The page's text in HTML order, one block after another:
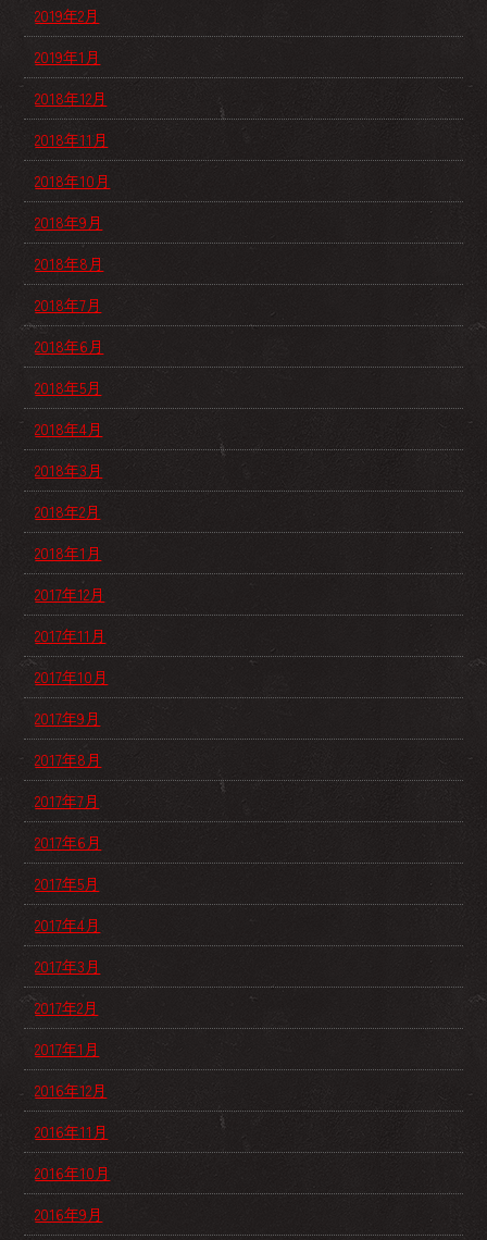
2019年2月
2019年1月
2018年12月
2018年11月
2018年10月
2018年9月
2018年8月
2018年7月
2018年6月
2018年5月
2018年4月
2018年3月
2018年2月
2018年1月
2017年12月
2017年11月
2017年10月
2017年9月
2017年8月
2017年7月
2017年6月
2017年5月
2017年4月
2017年3月
2017年2月
2017年1月
2016年12月
2016年11月
2016年10月
2016年9月